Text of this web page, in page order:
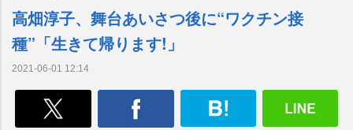
高畑淳子、舞台あいさつ後に“ワクチン接
種”「生きて帰ります!」
2021-06-01 12:14